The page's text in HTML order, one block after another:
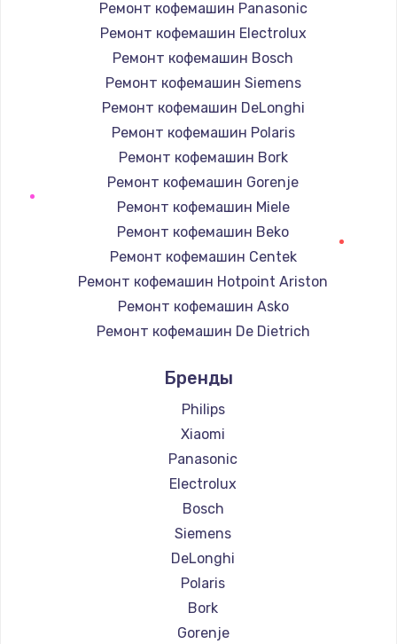
Ремонт кофемашин Panasonic
Ремонт кофемашин Electrolux
Ремонт кофемашин Bosch
Ремонт кофемашин Siemens
Ремонт кофемашин DeLonghi
Ремонт кофемашин Polaris
Ремонт кофемашин Bork
Ремонт кофемашин Gorenje
Ремонт кофемашин Miele
Ремонт кофемашин Beko
Ремонт кофемашин Centek
Ремонт кофемашин Hotpoint Ariston
Ремонт кофемашин Asko
Ремонт кофемашин De Dietrich
Ремонт кофемашин Ascaso
Ремонт кофемашин Jura
Ремонт кофемашин Olympia
Ремонт кофемашин Saeco
Ремонт кофемашин La Cimbali
Ремонт кофемашин WMF
Ремонт кофемашин Yamaguchi
Ремонт кофемашин Nivona
Ремонт кофемашин Astoria
Ремонт кофемашин JVC
Ремонт кофемашин Ariston
Бренды
Philips
Xiaomi
Panasonic
Electrolux
Bosch
Siemens
DeLonghi
Polaris
Bork
Gorenje